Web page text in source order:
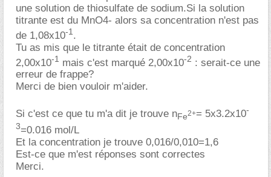
une solution de thiosulfate de sodium.Si la solution
titrante est du MnO4- alors sa concentration n'est pas
de 1,08x10-1 .
Tu as mis que le titrante était de concentration
2,00x10-1 mais c'est marqué 2,00x10-2 : serait-ce une
erreur de frappe?
Merci de bien vouloir m'aider.
Si c'est ce que tu m'a dit je trouve nFe2+= 5x3.2x10-
3=0.016 mol/L
Et la concentration je trouve 0,016/0,010=1,6
Est-ce que m'est réponses sont correctes
Merci.